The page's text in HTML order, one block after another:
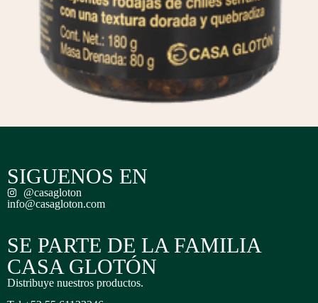
$115.00
AÑADIR AL CARRITO
SIGUENOS EN
@casagloton
info@casagloton.com
SE PARTE DE LA FAMILIA
CASA GLOTÓN
Distribuye nuestros productos.